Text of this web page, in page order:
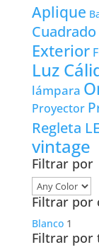
Aplique
Cuadrado
Exterior
Luz
lámpara
Proyector
Regleta
vintage
Filtrar por
Filtrar por
Blanco 1
Filtrar por